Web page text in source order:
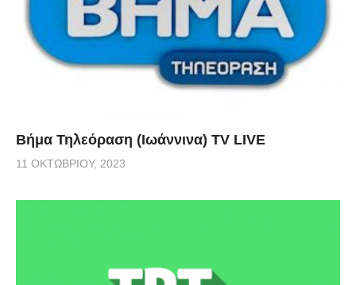
Βήμα Τηλεόραση (Ιωάννινα) TV LIVE
11 ΟΚΤΩΒΡΊΟΥ, 2023